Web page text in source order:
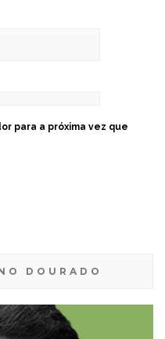
para a próxima vez que
DOURADO